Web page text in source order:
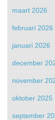
maart 2026
februari 2026
januari 2026
december
november
oktober 2025
september